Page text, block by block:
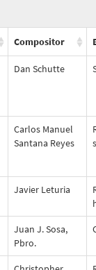
Compositor
Dan Schutte
Carlos Manuel
Santana Reyes
Javier Leturia
Juan J. Sosa,
Pbro.